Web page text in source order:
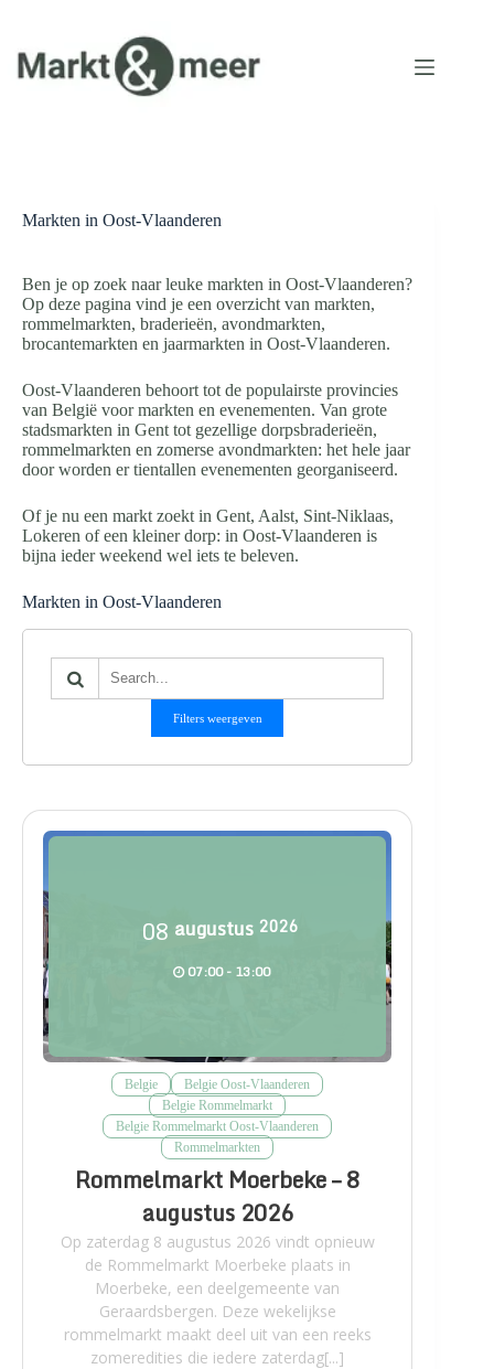
de
inhoud
Markten in Oost-Vlaanderen
Ben je op zoek naar leuke markten in Oost-Vlaanderen?
Op deze pagina vind je een overzicht van markten,
rommelmarkten, braderieën, avondmarkten,
brocantemarkten en jaarmarkten in Oost-Vlaanderen.
Oost-Vlaanderen behoort tot de populairste provincies
van België voor markten en evenementen. Van grote
stadsmarkten in Gent tot gezellige dorpsbraderieën,
rommelmarkten en zomerse avondmarkten: het hele jaar
door worden er tientallen evenementen georganiseerd.
Of je nu een markt zoekt in Gent, Aalst, Sint-Niklaas,
Lokeren of een kleiner dorp: in Oost-Vlaanderen is
bijna ieder weekend wel iets te beleven.
Markten in Oost-Vlaanderen
Filters weergeven
08 augustus 2026
07:00 - 13:00
Belgie
Belgie Oost-Vlaanderen
Belgie Rommelmarkt
Belgie Rommelmarkt Oost-Vlaanderen
Rommelmarkten
Rommelmarkt Moerbeke – 8
augustus 2026
Op zaterdag 8 augustus 2026 vindt opnieuw
de Rommelmarkt Moerbeke plaats in
Moerbeke, een deelgemeente van
Geraardsbergen. Deze wekelijkse
rommelmarkt maakt deel uit van een reeks
zomeredities die iedere zaterdag[...]